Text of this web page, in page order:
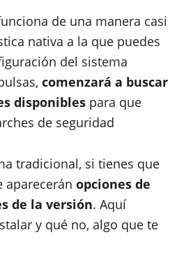
de una manera casi
nativa a la que puedes
del sistema
comenzará a buscar
disponibles para que
de seguridad
tradicional, si tienes que
aparecerán opciones de
de la versión. Aquí
y qué no, algo que te